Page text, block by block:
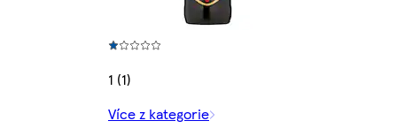
1 (1)
Více z kategorie